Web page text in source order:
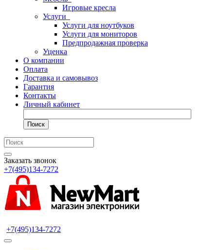
Игровые кресла
Услуги
Услуги для ноутбуков
Услуги для мониторов
Предпродажная проверка
Уценка
О компании
Оплата
Доставка и самовывоз
Гарантия
Контакты
Личный кабинет
Поиск
Заказать звонок
+7(495)134-7272
+7(495)134-7272